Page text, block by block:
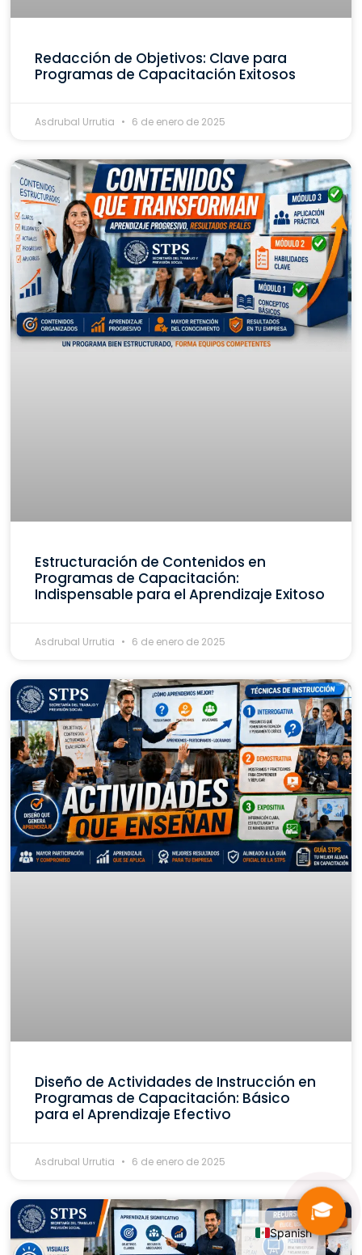
Redacción de Objetivos: Clave para
Programas de Capacitación Exitosos
Asdrubal Urrutia 6 de enero de 2025
Estructuración de Contenidos en
Programas de Capacitación:
Indispensable para el Aprendizaje Exitoso
Asdrubal Urrutia 6 de enero de 2025
Diseño de Actividades de Instrucción en
Programas de Capacitación: Básico
para el Aprendizaje Efectivo
Asdrubal Urrutia 6 de enero de 2025
🎓
Spanish